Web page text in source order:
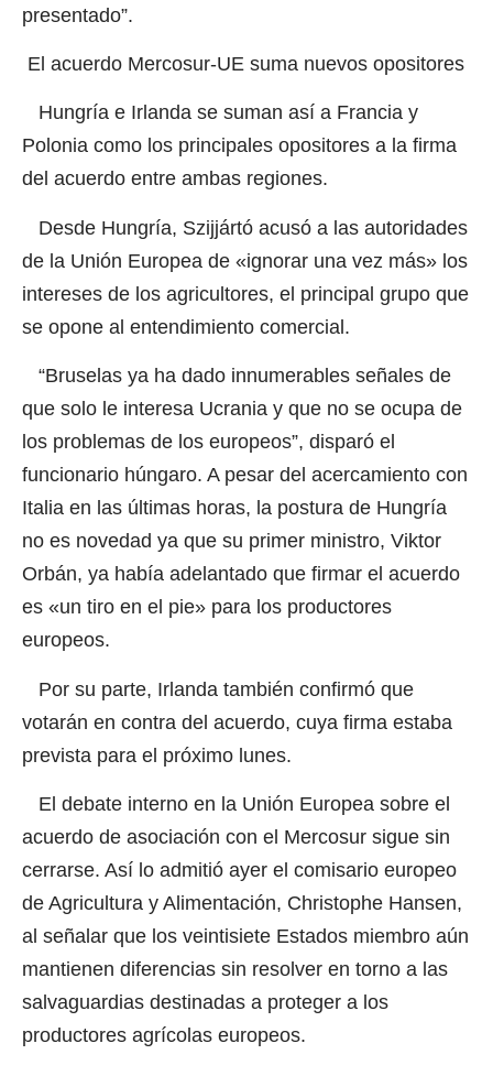
presentado”.
El acuerdo Mercosur-UE suma nuevos opositores
Hungría e Irlanda se suman así a Francia y
Polonia como los principales opositores a la firma
del acuerdo entre ambas regiones.
Desde Hungría, Szijjártó acusó a las autoridades
de la Unión Europea de «ignorar una vez más» los
intereses de los agricultores, el principal grupo que
se opone al entendimiento comercial.
“Bruselas ya ha dado innumerables señales de
que solo le interesa Ucrania y que no se ocupa de
los problemas de los europeos”, disparó el
funcionario húngaro. A pesar del acercamiento con
Italia en las últimas horas, la postura de Hungría
no es novedad ya que su primer ministro, Viktor
Orbán, ya había adelantado que firmar el acuerdo
es «un tiro en el pie» para los productores
europeos.
Por su parte, Irlanda también confirmó que
votarán en contra del acuerdo, cuya firma estaba
prevista para el próximo lunes.
El debate interno en la Unión Europea sobre el
acuerdo de asociación con el Mercosur sigue sin
cerrarse. Así lo admitió ayer el comisario europeo
de Agricultura y Alimentación, Christophe Hansen,
al señalar que los veintisiete Estados miembro aún
mantienen diferencias sin resolver en torno a las
salvaguardias destinadas a proteger a los
productores agrícolas europeos.